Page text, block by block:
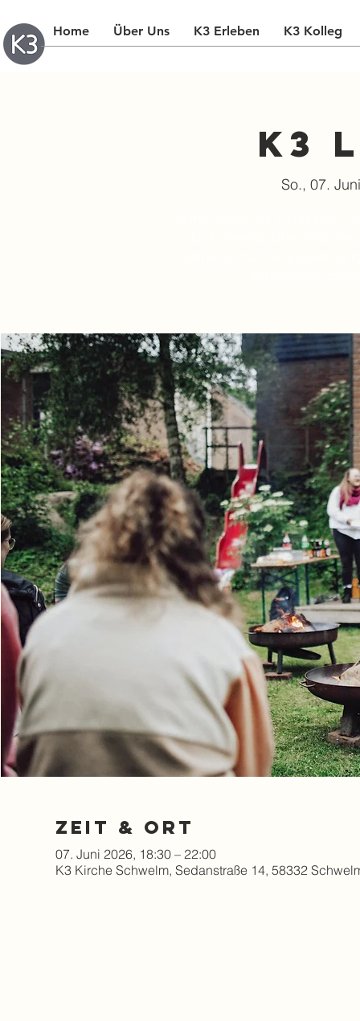
Home Über Uns K3 Erleben K3 Kolleg
K3
So., 07. Juni
Zeit & Ort
07. Juni 2026, 18:30 – 22:00
K3 Kirche Schwelm, Sedanstraße 14, 58332